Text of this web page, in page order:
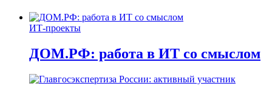
ИТ-проекты
ДОМ.РФ: работа в ИТ со смыслом